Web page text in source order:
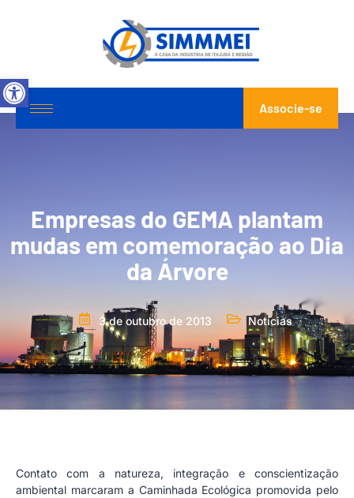
Abrir a barra de ferramentas
Associe-se
Empresas do GEMA plantam
mudas em comemoração ao Dia
da Árvore
3 de outubro de 2013 Notícias
Contato com a natureza, integração e conscientização
ambiental marcaram a Caminhada Ecológica promovida pelo